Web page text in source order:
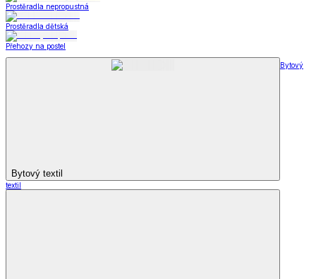
Prostěradla nepropustná
Prostěradla dětská
Přehozy na postel
Bytový textil
Bytový
textil